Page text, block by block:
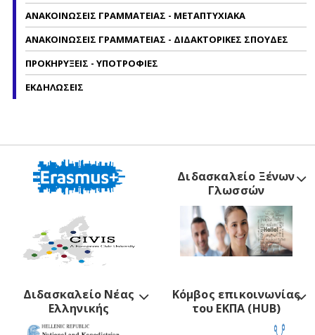
ΑΝΑΚΟΙΝΩΣΕΙΣ ΓΡΑΜΜΑΤΕΙΑΣ - ΜΕΤΑΠΤΥΧΙΑΚΑ
ΑΝΑΚΟΙΝΩΣΕΙΣ ΓΡΑΜΜΑΤΕΙΑΣ - ΔΙΔΑΚΤΟΡΙΚΕΣ ΣΠΟΥΔΕΣ
ΠΡΟΚΗΡΥΞΕΙΣ - ΥΠΟΤΡΟΦΙΕΣ
ΕΚΔΗΛΩΣΕΙΣ
Διδασκαλείο Ξένων
Γλωσσών
Διδασκαλείο Νέας
Ελληνικής
Κόμβος επικοινωνίας
του ΕΚΠΑ (HUB)